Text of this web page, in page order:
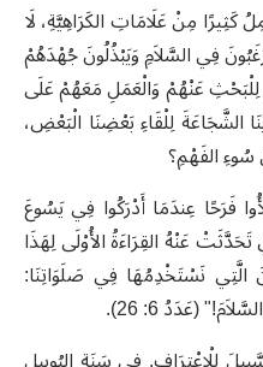
مِنْ عَلَامَاتِ الكَرَاهِيَّةِ، لَا
فِي السَّلاَمِ وَيَبْذُلُونَ جُهْدَهُمْ
عَنْهُمْ وَالْعَمَلِ مَعَهُمْ عَلَى
الشَّجَاعَةَ لِلْقَاءِ بَعْضِنَا الْبَعْضِ،
الفَهْمِ؟
فَرَحًا عِندَمَا أَدْرَكُوا فِي يَسُوعَ
تَحَدَّثَتْ عَنْهُ القِرَاءَةُ الأُوْلَى لِهَذَا
الَّتِي نَسْتَخْدِمُهَا فِي صَلَوَاتِنَا:
(عَدَدُ 6: 26)
.